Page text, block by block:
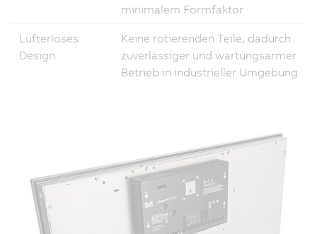
minimalem Formfaktor
Lüfterloses
Design
Keine rotierenden Teile, dadurch
zuverlässiger und wartungsarmer
Betrieb in industrieller Umgebung